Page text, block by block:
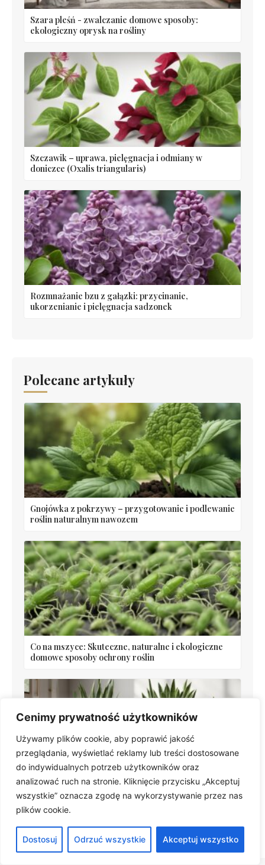
Cenimy prywatność użytkowników
Używamy plików cookie, aby poprawić jakość
przeglądania, wyświetlać reklamy lub treści dostosowane
do indywidualnych potrzeb użytkowników oraz
analizować ruch na stronie. Kliknięcie przycisku „Akceptuj
wszystkie” oznacza zgodę na wykorzystywanie przez nas
plików cookie.
Dostosuj Odrzuć wszystkie Akceptuj wszystko
Szara pleśń - zwalczanie domowe sposoby:
ekologiczny oprysk na rośliny
Szczawik – uprawa, pielęgnacja i odmiany w
doniczce (Oxalis triangularis)
Rozmnażanie bzu z gałązki: przycinanie,
ukorzenianie i pielęgnacja sadzonek
Polecane artykuły
Gnojówka z pokrzywy – przygotowanie i podlewanie
roślin naturalnym nawozem
Co na mszyce: Skuteczne, naturalne i ekologiczne
domowe sposoby ochrony roślin
Sansewieria podlewanie: kluczowe wskazówki dla
zdrowia roślin doniczkowych